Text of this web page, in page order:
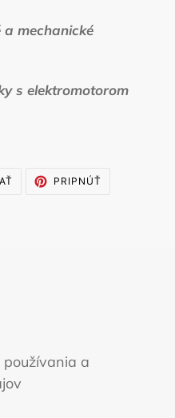
a mechanické
s elektromotorom
TWEETOVAŤPRIPNÚŤ
a